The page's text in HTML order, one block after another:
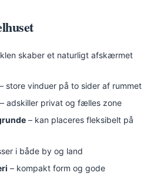
skaber et naturligt afskærmet
– store vinduer på to sider af rummet
– adskiller privat og fælles zone
– kan placeres fleksibelt på
i både by og land
– kompakt form og gode